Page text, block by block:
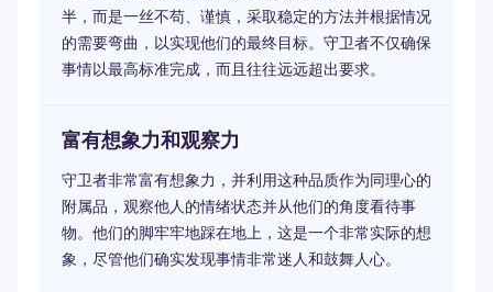
半，而是一丝不苟、谨慎，采取稳定的方法并根据情况
的需要弯曲，以实现他们的最终目标。守卫者不仅确保
事情以最高标准完成，而且往往远远超出要求。
富有想象力和观察力
守卫者非常富有想象力，并利用这种品质作为同理心的
附属品，观察他人的情绪状态并从他们的角度看待事
物。他们的脚牢牢地踩在地上，这是一个非常实际的想
象，尽管他们确实发现事情非常迷人和鼓舞人心。